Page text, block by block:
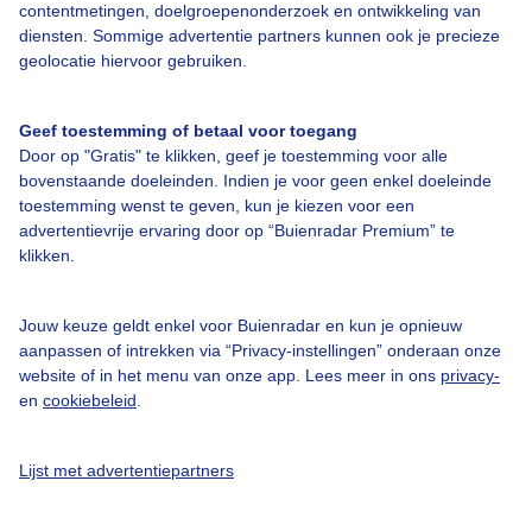
contentmetingen, doelgroepenonderzoek en ontwikkeling van
diensten. Sommige advertentie partners kunnen ook je precieze
geolocatie hiervoor gebruiken.
Geef toestemming of betaal voor toegang
Door op "Gratis" te klikken, geef je toestemming voor alle
bovenstaande doeleinden. Indien je voor geen enkel doeleinde
toestemming wenst te geven, kun je kiezen voor een
advertentievrije ervaring door op “Buienradar Premium” te
klikken.
Jouw keuze geldt enkel voor Buienradar en kun je opnieuw
aanpassen of intrekken via “Privacy-instellingen” onderaan onze
website of in het menu van onze app. Lees meer in ons privacy-
en cookiebeleid
Lijst met advertentiepartners
Over Buienradar
Veelgestelde vragen
Contact
Toegankelijkheid
Gebruikersvoorwaarden
Buienradar Team
Privacy beleid
Cookie beleid